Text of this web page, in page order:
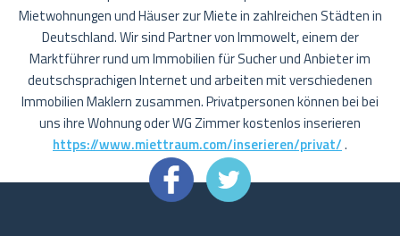
Mietwohnungen und Häuser zur Miete in zahlreichen Städten in
Deutschland. Wir sind Partner von Immowelt, einem der
Marktführer rund um Immobilien für Sucher und Anbieter im
deutschsprachigen Internet und arbeiten mit verschiedenen
Immobilien Maklern zusammen. Privatpersonen können bei bei
uns ihre Wohnung oder WG Zimmer kostenlos inserieren
https://www.miettraum.com/inserieren/privat/.